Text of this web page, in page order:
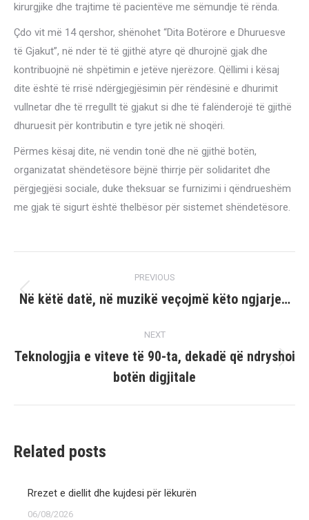
kirurgjike dhe trajtime të pacientëve me sëmundje të rënda.
Çdo vit më 14 qershor, shënohet “Dita Botërore e Dhuruesve
të Gjakut”, në nder të të gjithë atyre që dhurojnë gjak dhe
kontribuojnë në shpëtimin e jetëve njerëzore. Qëllimi i kësaj
dite është të rrisë ndërgjegjësimin për rëndësinë e dhurimit
vullnetar dhe të rregullt të gjakut si dhe të falënderojë të gjithë
dhuruesit për kontributin e tyre jetik në shoqëri.
Përmes kësaj dite, në vendin tonë dhe në gjithë botën,
organizatat shëndetësore bëjnë thirrje për solidaritet dhe
përgjegjësi sociale, duke theksuar se furnizimi i qëndrueshëm
me gjak të sigurt është thelbësor për sistemet shëndetësore.
navigation
PREVIOUS
Previous
Në këtë datë, në muzikë veçojmë këto ngjarje…
NEXT
Next
post:
Teknologjia e viteve të 90-ta, dekadë që ndryshoi
botën digjitale
Related posts
Rrezet e diellit dhe kujdesi për lëkurën
06/08/2026